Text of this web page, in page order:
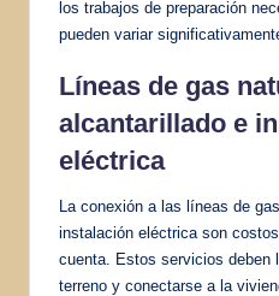
los trabajos de preparación
pueden variar
Líneas de gas
alcantarillado e
eléctrica
La conexión a las líneas de
instalación eléctrica son
cuenta. Estos servicios deben
terreno y conectarse a la